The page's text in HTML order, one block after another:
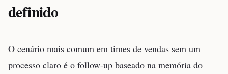
definido
O cenário mais comum em times de vendas sem um
processo claro é o follow-up baseado na memória do